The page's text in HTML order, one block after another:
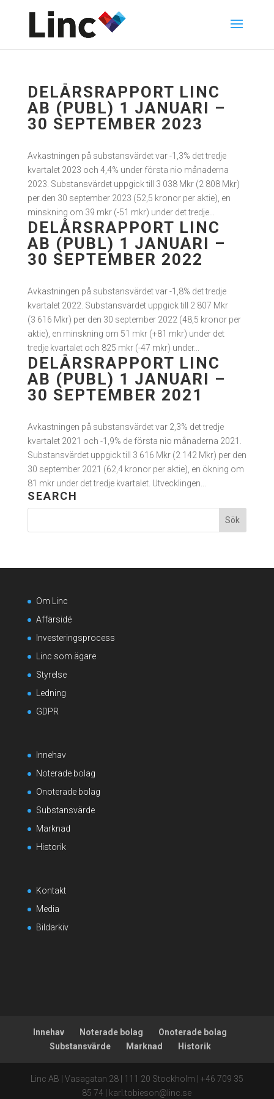
DELÅRSRAPPORT LINC
AB (PUBL) 1 JANUARI –
30 SEPTEMBER 2023
Avkastningen på substansvärdet var -1,3% det tredje
kvartalet 2023 och 4,4% under första nio månaderna
2023. Substansvärdet uppgick till 3 038 Mkr (2 808 Mkr)
per den 30 september 2023 (52,5 kronor per aktie), en
minskning om 39 mkr (-51 mkr) under det tredje...
DELÅRSRAPPORT LINC
AB (PUBL) 1 JANUARI –
30 SEPTEMBER 2022
Avkastningen på substansvärdet var -1,8% det tredje
kvartalet 2022. Substansvärdet uppgick till 2 807 Mkr
(3 616 Mkr) per den 30 september 2022 (48,5 kronor per
aktie), en minskning om 51 mkr (+81 mkr) under det
tredje kvartalet och 825 mkr (-47 mkr) under...
DELÅRSRAPPORT LINC
AB (PUBL) 1 JANUARI –
30 SEPTEMBER 2021
Avkastningen på substansvärdet var 2,3% det tredje
kvartalet 2021 och -1,9% de första nio månaderna 2021.
Substansvärdet uppgick till 3 616 Mkr (2 142 Mkr) per den
30 september 2021 (62,4 kronor per aktie), en ökning om
81 mkr under det tredje kvartalet. Utvecklingen...
SEARCH
Om Linc
Affärsidé
Investeringsprocess
Linc som ägare
Styrelse
Ledning
GDPR
Innehav
Noterade bolag
Onoterade bolag
Substansvärde
Marknad
Historik
Kontakt
Media
Bildarkiv
Innehav Noterade bolag
Onoterade bolag
Substansvärde
Marknad Historik
Linc AB | Vasagatan 28 | 111 20 Stockholm | +46 709 35
85 74 | karl.tobieson@linc.se